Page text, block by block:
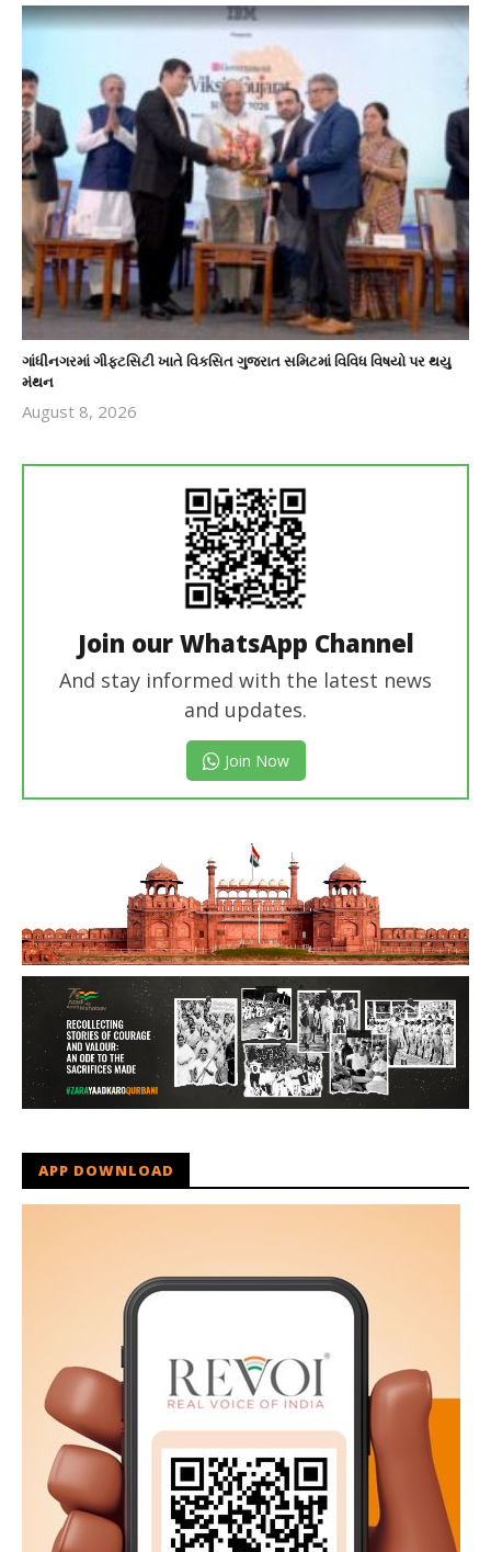
ગાંધીનગરમાં ગીફ્ટસિટી ખાતે વિકસિત ગુજરાત સમિટમાં વિવિધ વિષયો પર થયુ
મંથન
August 8, 2026
Join our WhatsApp Channel
And stay informed with the latest news
and updates.
Join Now
APP DOWNLOAD